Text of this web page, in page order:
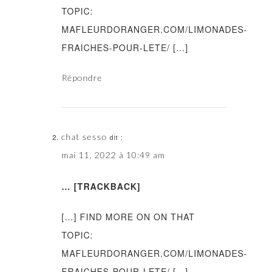
TOPIC:
MAFLEURDORANGER.COM/LIMONADES-
FRAICHES-POUR-LETE/ […]
Répondre
chat sesso dit :
mai 11, 2022 à 10:49 am
… [TRACKBACK]
[…] FIND MORE ON ON THAT
TOPIC:
MAFLEURDORANGER.COM/LIMONADES-